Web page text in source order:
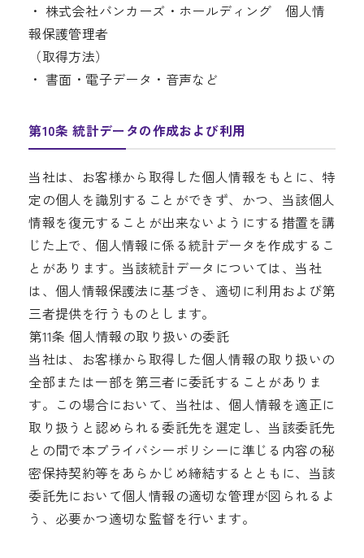
・ 株式会社バンカーズ・ホールディング 個人情
報保護管理者
（取得方法）
・ 書面・電子データ・音声など
第10条 統計データの作成および利用
当社は、お客様から取得した個人情報をもとに、特
定の個人を識別することができず、かつ、当該個人
情報を復元することが出来ないようにする措置を講
じた上で、個人情報に係る統計データを作成するこ
とがあります。当該統計データについては、当社
は、個人情報保護法に基づき、適切に利用および第
三者提供を行うものとします。
第11条 個人情報の取り扱いの委託
当社は、お客様から取得した個人情報の取り扱いの
全部または一部を第三者に委託することがありま
す。この場合において、当社は、個人情報を適正に
取り扱うと認められる委託先を選定し、当該委託先
との間で本プライバシーポリシーに準じる内容の秘
密保持契約等をあらかじめ締結するとともに、当該
委託先において個人情報の適切な管理が図られるよ
う、必要かつ適切な監督を行います。